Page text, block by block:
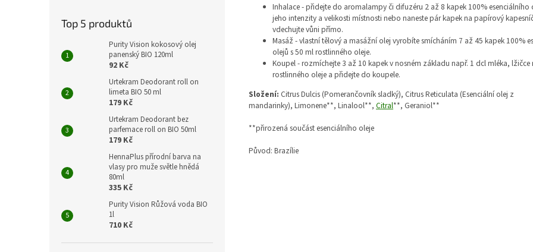
Top 5 produktů
Purity Vision kokosový olej
panenský BIO 120ml
92 Kč
Urtekram Deodorant roll on
limeta BIO 50 ml
179 Kč
Urtekram Deodorant bez
parfemace roll on BIO 50ml
179 Kč
HennaPlus přírodní barva na
vlasy pro muže světle hnědá
80ml
335 Kč
Purity Vision Růžová voda BIO
1l
710 Kč
Inhalace - přidejte do aromalampy či difuzéru 2 až 8 kapek 100% esenciálního
jeho intenzity a velikosti místnosti nebo naneste pár kapek na papírový
vdechujte vůni přímo.
Masáž - vlastní tělový a masážní olej vyrobíte smícháním 7 až 45 kapek 100%
olejů s 50 ml rostlinného oleje.
Koupel - rozmíchejte 3 až 10 kapek v nosném základu např. 1 dcl mléka,
rostlinného oleje a přidejte do koupele.
Složení: Citrus Dulcis (Pomerančovník sladký), Citrus Reticulata (Esenciální olej z
mandarinky), Limonene**, Linalool**, Citral**, Geraniol**
**přirozená součást esenciálního oleje
Původ: Brazílie